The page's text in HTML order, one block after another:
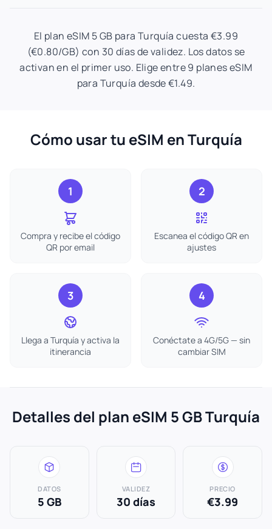
El plan eSIM 5 GB para Turquía cuesta €3.99
(€0.80/GB) con 30 días de validez. Los datos se
activan en el primer uso. Elige entre 9 planes eSIM
para Turquía desde €1.49.
Cómo usar tu eSIM en Turquía
1
Compra y recibe el código
QR por email
2
Escanea el código QR en
ajustes
3
Llega a Turquía y activa la
itinerancia
4
Conéctate a 4G/5G — sin
cambiar SIM
Detalles del plan eSIM 5 GB Turquía
DATOS
5 GB
VALIDEZ
30 días
PRECIO
€3.99